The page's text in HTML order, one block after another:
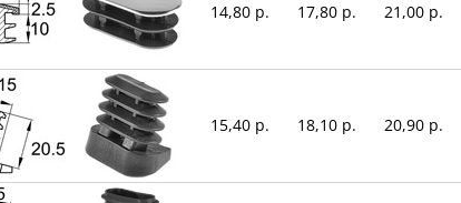
14,80 р. 17,80 р. 21,00 р.
15,40 р. 18,10 р. 20,90 р.